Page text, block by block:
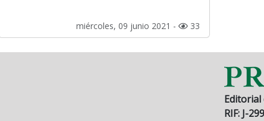
miércoles, 09 junio 2021 - 33
Editorial
RIF: J-